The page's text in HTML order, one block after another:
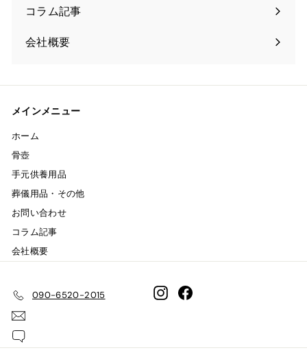
コラム記事
会社概要
メインメニュー
ホーム
骨壺
手元供養用品
葬儀用品・その他
お問い合わせ
コラム記事
会社概要
090-6520-2015 InstagramFacebook